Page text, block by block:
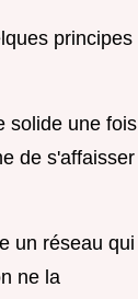
principes
solide une fois
de s'affaisser
un réseau qui
ne la